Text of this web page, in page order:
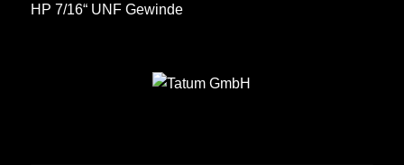
HP 7/16“ UNF Gewinde